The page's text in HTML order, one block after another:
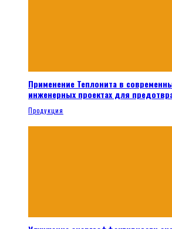
Применение Теплонита в
инженерных проектах для
Продукция